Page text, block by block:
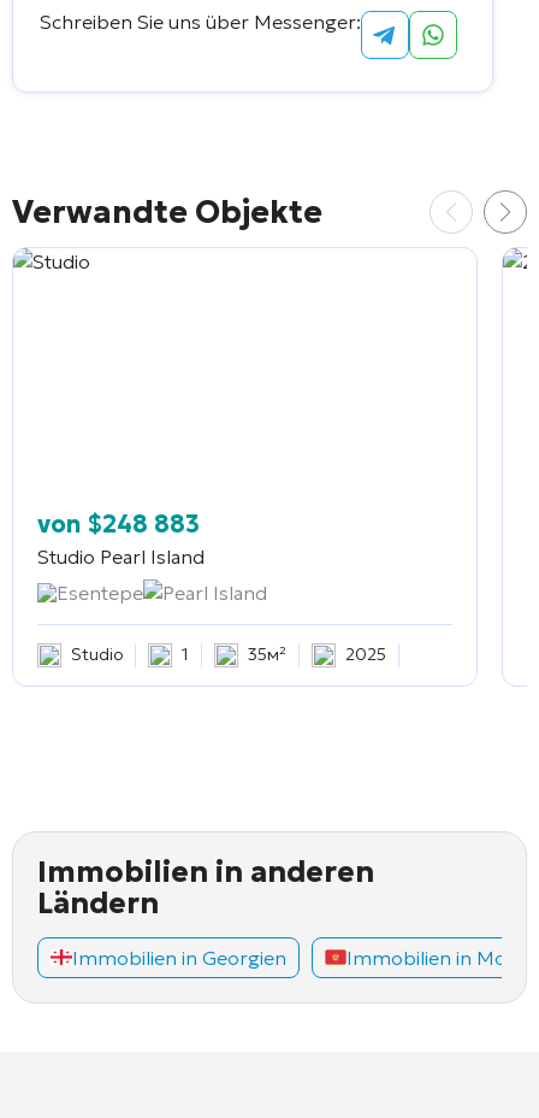
Alternative:
Schreiben Sie uns über Messenger:
Verwandte Objekte
von $248 883
Studio Pearl Island
Esentepe
Pearl Island
Studio 1 35м² 2025
Immobilien in anderen
Ländern
Immobilien in Georgien Immobilien in